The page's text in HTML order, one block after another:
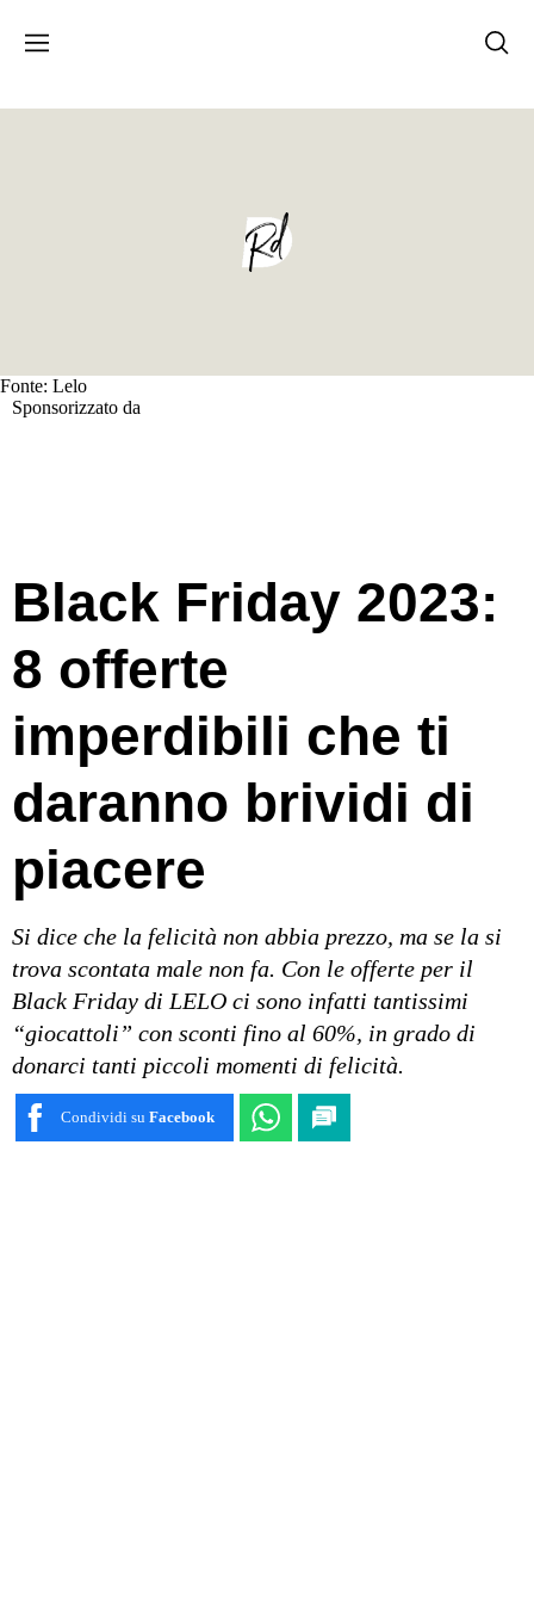
imperdibili che ti
daranno brividi di
piacere
Si dice che la felicità non abbia prezzo, ma se la
si trova scontata male non fa. Con le offerte per il
Black Friday di LELO ci sono infatti tantissimi
donarci tanti piccoli momenti di felicità.